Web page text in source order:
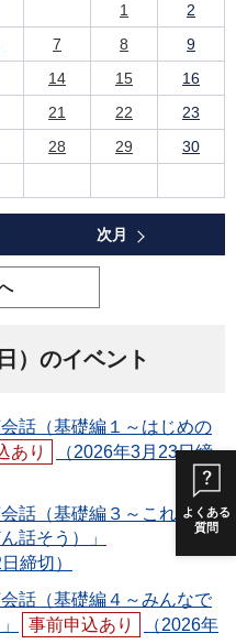
よくある
質問
1
2
7 8
9
14 15
16
21 22
23
28 29
30
次月
）のイベント
話（基礎編１～はじめの
あり
（2026年3月23日締
話（基礎編３～これで基
話そう）」
締切）
話（基礎編４～みんなで
事前申込あり
（2026年